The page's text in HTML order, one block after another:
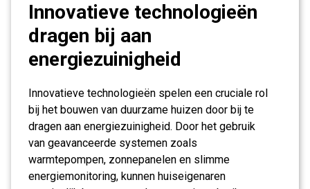
Innovatieve technologieën
dragen bij aan
energiezuinigheid
Innovatieve technologieën spelen een cruciale rol
bij het bouwen van duurzame huizen door bij te
dragen aan energiezuinigheid. Door het gebruik
van geavanceerde systemen zoals
warmtepompen, zonnepanelen en slimme
energiemonitoring, kunnen huiseigenaren